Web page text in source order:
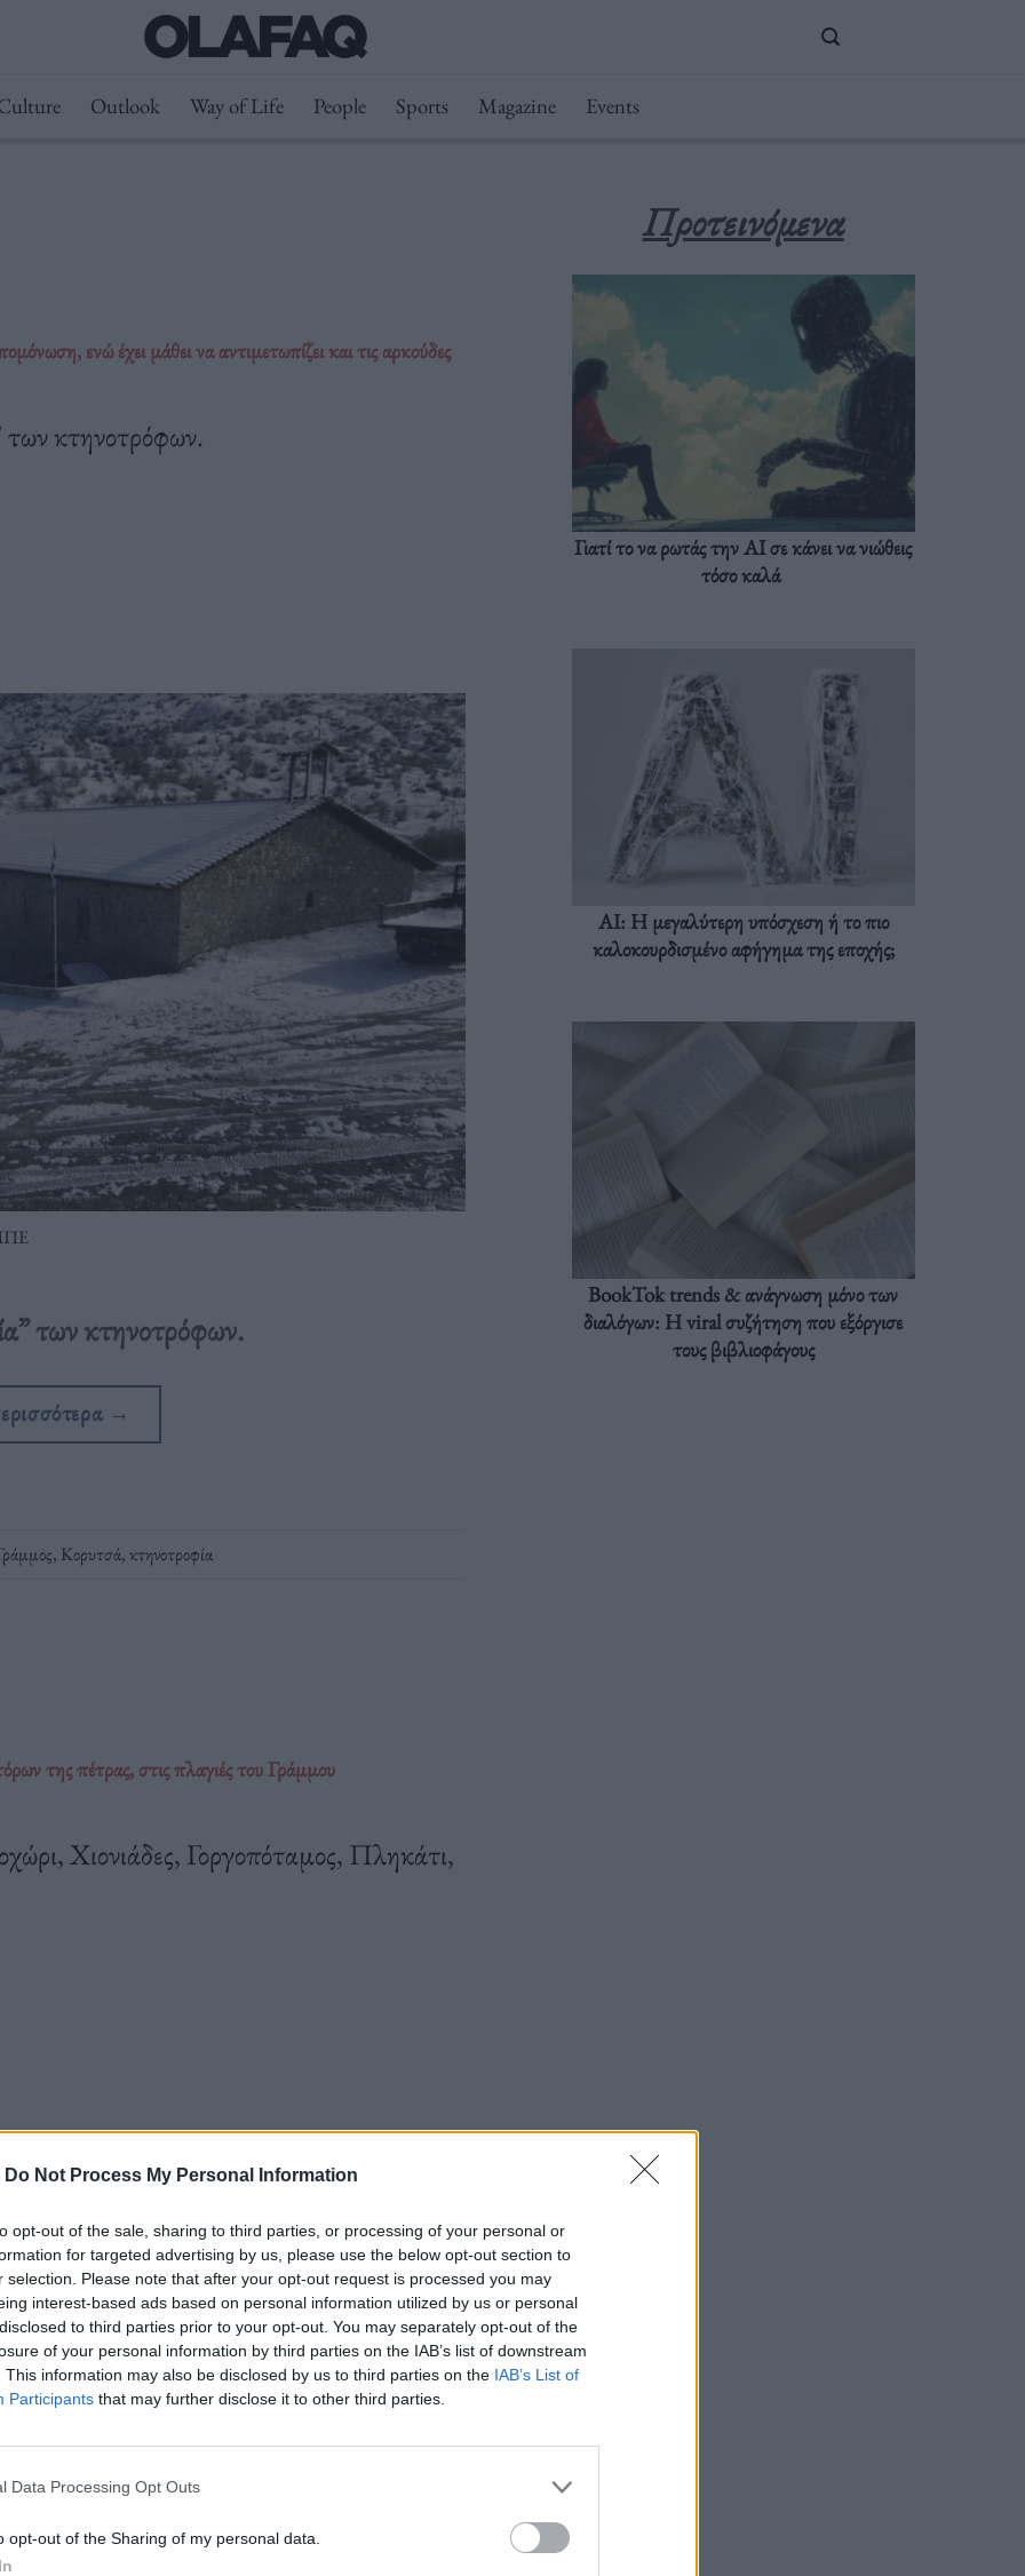
Do Not Process My Personal Information
opt-out of the sale, sharing to third parties, or processing of your personal or
for targeted advertising by us, please use the below opt-out section to
selection. Please note that after your opt-out request is processed you may
interest-based ads based on personal information utilized by us or personal
to third parties prior to your opt-out. You may separately opt-out of the
of your personal information by third parties on the IAB’s list of downstream
This information may also be disclosed by us to third parties on the IAB’s List of
Participants that may further disclose it to other third parties.
Data Processing Opt Outs
opt-out of the Sharing of my personal data.
Outlook Way of Life People Sports Magazine Events
ενώ έχει μάθει να αντιμετωπίζει και τις αρκούδες
κτηνοτρόφων.
των κτηνοτρόφων.
→
, Κορυτσά,κτηνοτροφία
της πέτρας, στις πλαγιές του Γράμμου
Χιονιάδες, Γοργοπόταμος, Πληκάτι,
Προτεινόμενα
Γιατί το να ρωτάς την AI σε κάνει να νιώθεις
τόσο καλά
AI: Η μεγαλύτερη υπόσχεση ή το πιο
καλοκουρδισμένο αφήγημα της εποχής;
BookTok trends & ανάγνωση μόνο των
διαλόγων: Η viral συζήτηση που εξόργισε
τους βιβλιοφάγους